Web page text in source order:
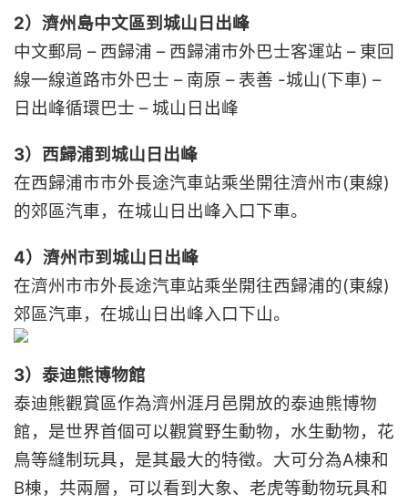
2）濟州島中文區到城山日出峰
中文郵局 – 西歸浦 – 西歸浦市外巴士客運站 – 東回
線一線道路市外巴士 – 南原 – 表善 -城山(下車) –
日出峰循環巴士 – 城山日出峰
3）西歸浦到城山日出峰
在西歸浦市市外長途汽車站乘坐開往濟州市(東線)
的郊區汽車，在城山日出峰入口下車。
4）濟州市到城山日出峰
在濟州市市外長途汽車站乘坐開往西歸浦的(東線)
郊區汽車，在城山日出峰入口下山。
3）泰迪熊博物館
泰迪熊觀賞區作為濟州涯月邑開放的泰迪熊博物
館，是世界首個可以觀賞野生動物，水生動物，花
鳥等縫制玩具，是其最大的特徵。大可分為A棟和
B棟，共兩層，可以看到大象、老虎等動物玩具和